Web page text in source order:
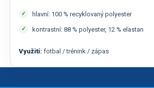
hlavní: 100 % recyklovaný polyester
kontrastní: 88 % polyester, 12 % elastan
Využití: fotbal / trénink / zápas